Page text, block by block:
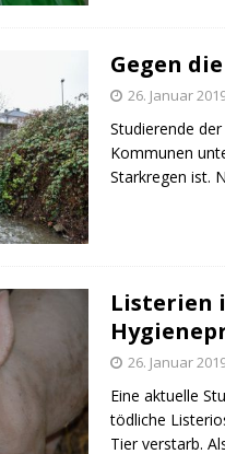
Gegen
26. Januar
Studierende
Kommunen
Starkregen ist.
Listerien
26. Januar
Eine aktuelle
tödliche
Tier verstarb.